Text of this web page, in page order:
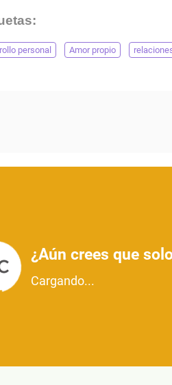
personal Amor propio
¿Aún crees que
Cargando...